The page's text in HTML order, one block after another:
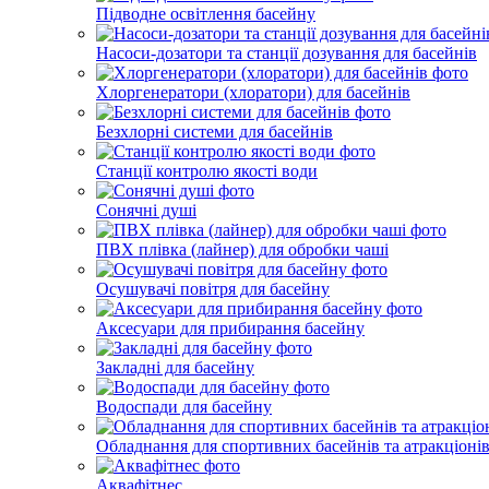
Підводне освітлення басейну
Насоси-дозатори та станції дозування для басейнів
Хлоргенератори (хлоратори) для басейнів
Безхлорні системи для басейнів
Станції контролю якості води
Сонячні душі
ПВХ плівка (лайнер) для обробки чаші
Осушувачі повітря для басейну
Аксесуари для прибирання басейну
Закладні для басейну
Водоспади для басейну
Обладнання для спортивних басейнів та атракціонів
Аквафітнес